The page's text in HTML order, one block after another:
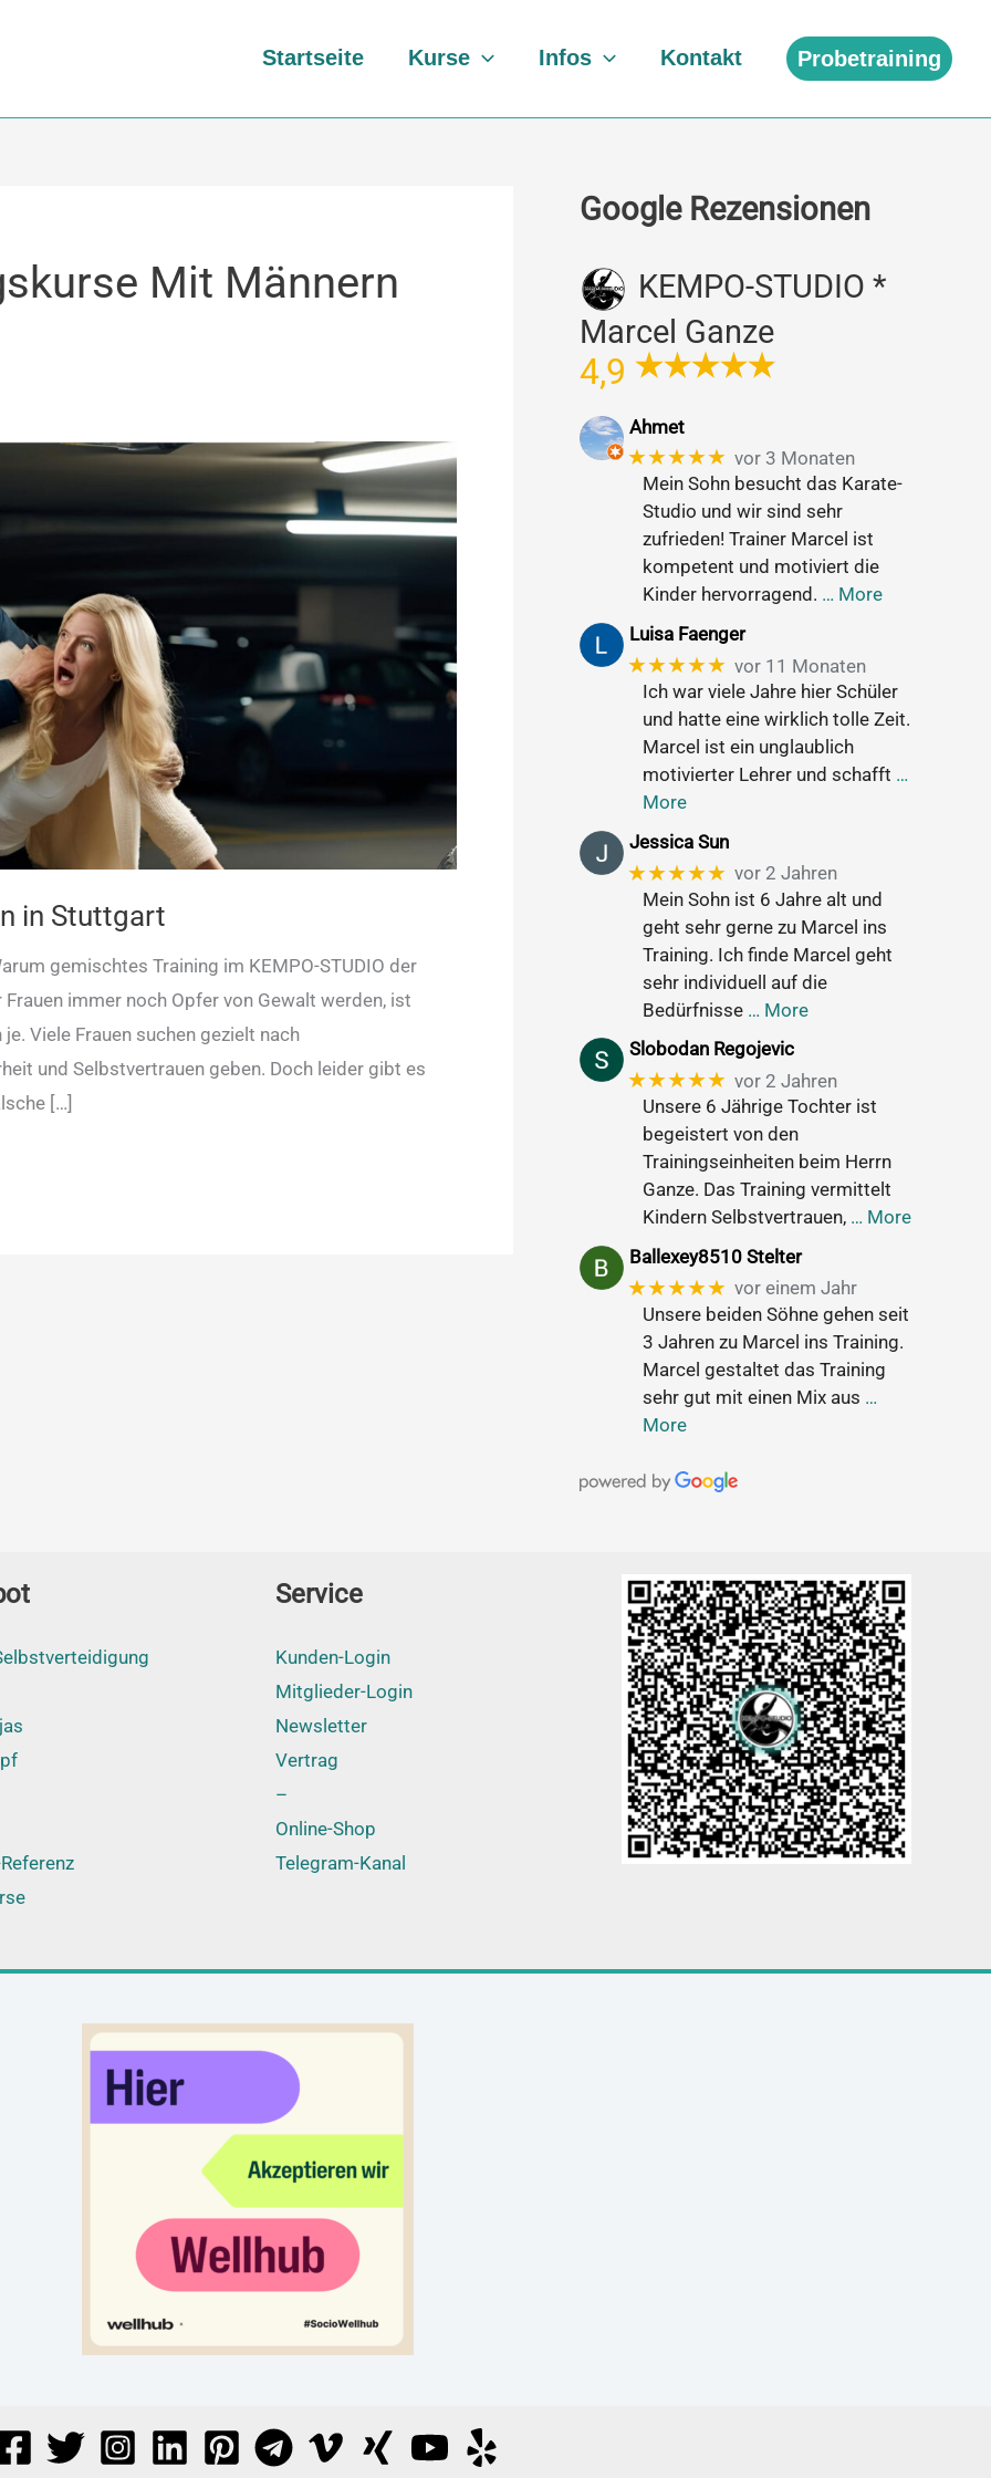
Startseite Kurse Infos Kontakt Probetraining
Mit Männern
in Stuttgart
gemischtes Training im KEMPO-STUDIO der
immer noch Opfer von Gewalt werden, ist
Viele Frauen suchen gezielt nach
und Selbstvertrauen geben. Doch leider gibt es
[…]
Google Rezensionen
KEMPO-STUDIO *
Marcel Ganze
4,9
Ahmet
★★★★★ vor 3 Monaten
Mein Sohn besucht das Karate-
Studio und wir sind sehr
zufrieden! Trainer Marcel ist
kompetent und motiviert die
Kinder hervorragend. … More
Luisa Faenger
★★★★★ vor 11 Monaten
Ich war viele Jahre hier Schüler
und hatte eine wirklich tolle Zeit.
Marcel ist ein unglaublich
motivierter Lehrer und schafft …
More
Jessica Sun
★★★★★ vor 2 Jahren
Mein Sohn ist 6 Jahre alt und
geht sehr gerne zu Marcel ins
Training. Ich finde Marcel geht
sehr individuell auf die
Bedürfnisse … More
Slobodan Regojevic
★★★★★ vor 2 Jahren
Unsere 6 Jährige Tochter ist
begeistert von den
Trainingseinheiten beim Herrn
Ganze. Das Training vermittelt
Kindern Selbstvertrauen, … More
Ballexey8510 Stelter
★★★★★ vor einem Jahr
Unsere beiden Söhne gehen seit
3 Jahren zu Marcel ins Training.
Marcel gestaltet das Training
sehr gut mit einen Mix aus …
More
Service
Kunden-Login
Mitglieder-Login
Newsletter
Vertrag
–
Online-Shop
Telegram-Kanal